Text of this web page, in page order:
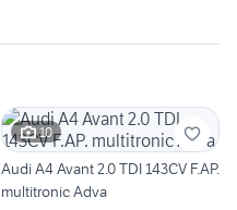
10
Audi A4 Avant 2.0 TDI 143CV F.AP.
multitronic Adva